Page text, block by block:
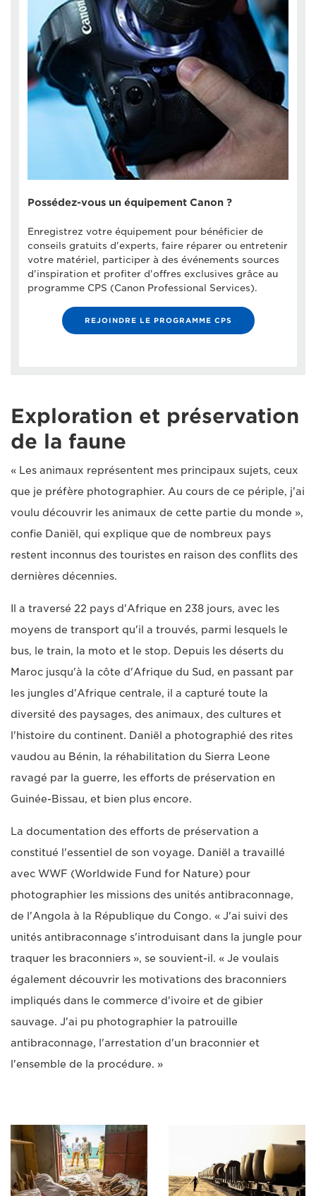
Possédez-vous un équipement Canon ?
Enregistrez votre équipement pour bénéficier de
conseils gratuits d'experts, faire réparer ou entretenir
votre matériel, participer à des événements sources
d'inspiration et profiter d'offres exclusives grâce au
programme CPS (Canon Professional Services).
REJOINDRE LE PROGRAMME CPS
Exploration et préservation
de la faune
« Les animaux représentent mes principaux sujets, ceux
que je préfère photographier. Au cours de ce périple, j'ai
voulu découvrir les animaux de cette partie du monde »,
confie Daniël, qui explique que de nombreux pays
restent inconnus des touristes en raison des conflits des
dernières décennies.
Il a traversé 22 pays d'Afrique en 238 jours, avec les
moyens de transport qu'il a trouvés, parmi lesquels le
bus, le train, la moto et le stop. Depuis les déserts du
Maroc jusqu'à la côte d'Afrique du Sud, en passant par
les jungles d'Afrique centrale, il a capturé toute la
diversité des paysages, des animaux, des cultures et
l'histoire du continent. Daniël a photographié des rites
vaudou au Bénin, la réhabilitation du Sierra Leone
ravagé par la guerre, les efforts de préservation en
Guinée-Bissau, et bien plus encore.
La documentation des efforts de préservation a
constitué l'essentiel de son voyage. Daniël a travaillé
avec WWF (Worldwide Fund for Nature) pour
photographier les missions des unités antibraconnage,
de l'Angola à la République du Congo. « J'ai suivi des
unités antibraconnage s'introduisant dans la jungle pour
traquer les braconniers », se souvient-il. « Je voulais
également découvrir les motivations des braconniers
impliqués dans le commerce d'ivoire et de gibier
sauvage. J'ai pu photographier la patrouille
antibraconnage, l'arrestation d'un braconnier et
l'ensemble de la procédure. »